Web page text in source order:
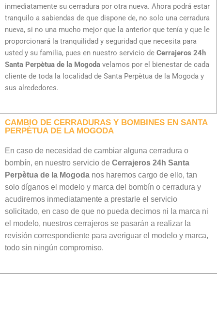
inmediatamente su cerradura por otra nueva. Ahora podrá estar
tranquilo a sabiendas de que dispone de, no solo una cerradura
nueva, si no una mucho mejor que la anterior que tenía y que le
proporcionará la tranquilidad y seguridad que necesita para
usted y su familia, pues en nuestro servicio de Cerrajeros 24h
Santa Perpètua de la Mogoda velamos por el bienestar de cada
cliente de toda la localidad de Santa Perpètua de la Mogoda y
sus alrededores.
CAMBIO DE CERRADURAS Y BOMBINES EN SANTA
PERPÈTUA DE LA MOGODA
En caso de necesidad de cambiar alguna cerradura o
bombín, en nuestro servicio de Cerrajeros 24h Santa
Perpètua de la Mogoda nos haremos cargo de ello, tan
solo díganos el modelo y marca del bombín o cerradura y
acudiremos inmediatamente a prestarle el servicio
solicitado, en caso de que no pueda decirnos ni la marca ni
el modelo, nuestros cerrajeros se pasarán a realizar la
revisión correspondiente para averiguar el modelo y marca,
todo sin ningún compromiso.